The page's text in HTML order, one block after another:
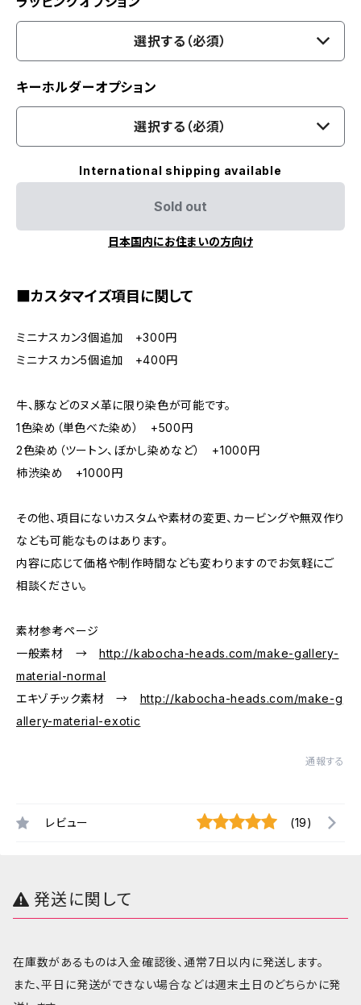
選択する（必須）
キーホルダーオプション
選択する（必須）
International shipping available
Sold out
日本国内にお住まいの方向け
■カスタマイズ項目に関して
ミニナスカン3個追加 +300円
ミニナスカン5個追加 +400円
牛、豚などのヌメ革に限り染色が可能です。
1色染め（単色べた染め） +500円
2色染め（ツートン、ぼかし染めなど） +1000円
柿渋染め +1000円
その他、項目にないカスタムや素材の変更、カービングや無双作り
なども可能なものはあります。
内容に応じて価格や制作時間なども変わりますのでお気軽にご
相談ください。
素材参考ページ
一般素材 → http://kabocha-heads.com/make-gallery-
material-normal
エキゾチック素材 → http://kabocha-heads.com/make-g
allery-material-exotic
通報する
レビュー (19)
発送に関して
在庫数があるものは入金確認後、通常7日以内に発送します。
また、平日に発送ができない場合などは週末土日のどちらかに発